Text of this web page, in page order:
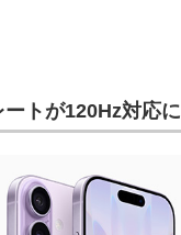
ートが120Hz対応に